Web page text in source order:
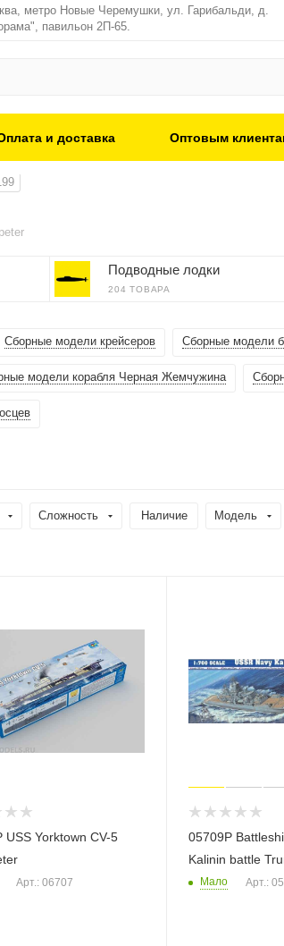
метро Новые Черемушки, ул. Гарибальди, д.
павильон 2П-65.
и доставка Оптовым
Подводные лодки
204 ТОВАРА
Сборные модели крейсеров Сборные модели
модели корабля Черная Жемчужина
Сложность Наличие Модель
USS Yorktown CV-5
Арт.: 06707
05709P
Kalinin battle
Мало Арт.: